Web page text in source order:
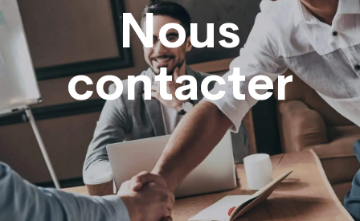
Nous
contacter